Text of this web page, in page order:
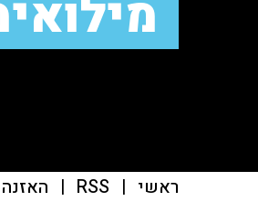
ראשי |
RSS
|